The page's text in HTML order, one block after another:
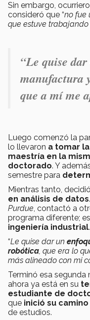
Sin embargo,
consideró que “no fue
que estuve trabajando
“Le quise
manufactura
que a mí me
Luego comenzó la
lo llevaron a tomar
maestría en la
doctorado. Y
semestre para
Mientras tanto,
en análisis de datos
Purdue, contactó a
programa diferente;
ingeniería industrial.
“Le quise dar un
robótica, que era lo
más alineado con mi
Terminó esa segunda
ahora ya está en su
estudiante de
que inició su
de estudios.